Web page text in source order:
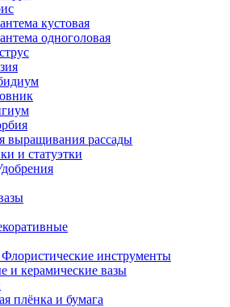
кустовая
одноголовая
выращивания рассады
и статуэтки
инструменты
и керамические вазы
плёнка и бумага